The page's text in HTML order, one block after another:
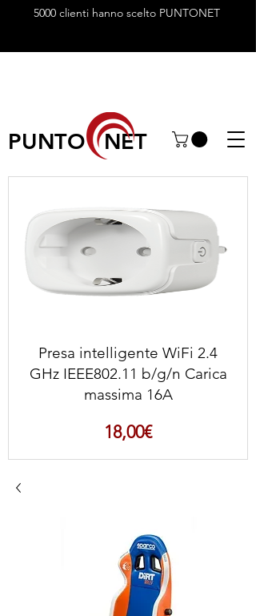
5000 clienti hanno scelto PUNTONET
PUNTO NET
Presa intelligente WiFi 2.4
GHz IEEE802.11 b/g/n Carica
massima 16A
18,00€Prezzo